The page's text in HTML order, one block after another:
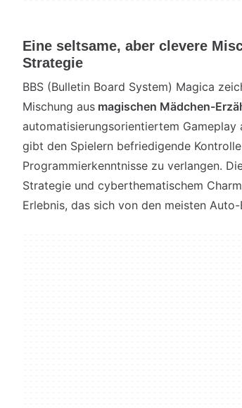
Eine seltsame, aber clevere
Strategie
BBS (Bulletin Board System) Magica
Mischung aus magischen Mädchen-
automatisierungsorientiertem Gameplay
gibt den Spielern befriedigende
Programmierkenntnisse zu verlangen.
Strategie und cyberthematischem
Erlebnis, das sich von den meisten